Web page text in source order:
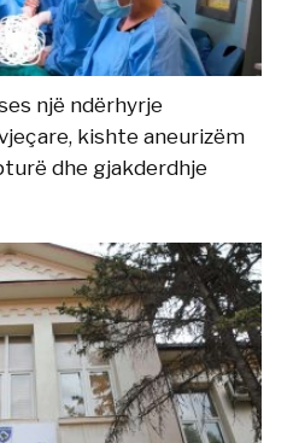
një ndërhyrje
kishte aneurizëm
dhe gjakderdhje